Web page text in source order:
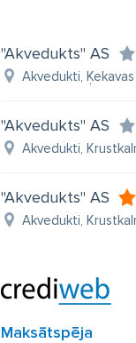
"Akvedukts" AS
Akvedukti, Ķekavas
"Akvedukts" AS
Akvedukti,
"Akvedukts" AS
Akvedukti,
Maksātspēja